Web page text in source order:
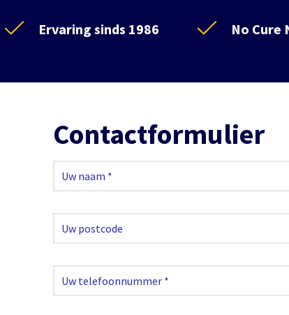
Ervaring sinds 1986 No Cure
Contactformulier